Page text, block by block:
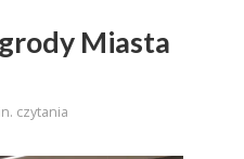
Miasta
czytania